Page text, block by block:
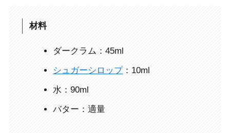
材料
ダークラム：45ml
シュガーシロップ：10ml
水：90ml
バター：適量